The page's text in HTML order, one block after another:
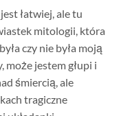
łatwiej, ale tu
mitologii, która
czy nie była moją
jestem głupi i
śmiercią, ale
tragiczne